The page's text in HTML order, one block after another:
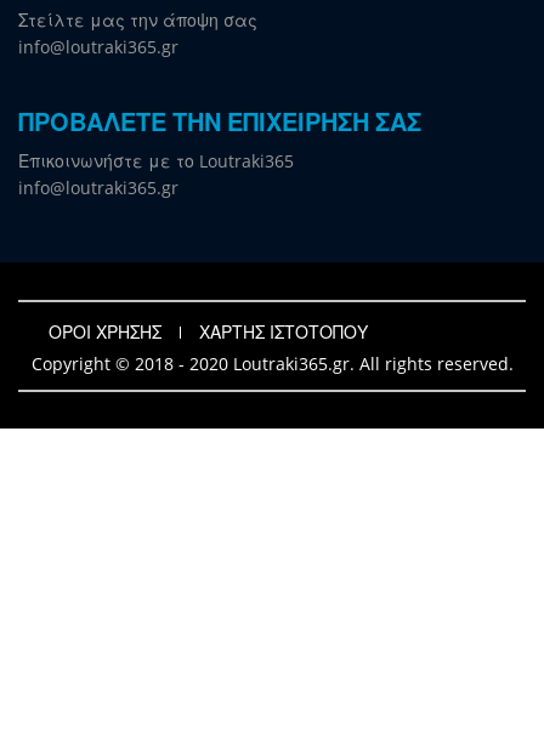
Στείλτε μας την άποψη σας
info@loutraki365.gr
ΠΡΟΒΑΛΕΤΕ ΤΗΝ ΕΠΙΧΕΙΡΗΣΗ ΣΑΣ
Επικοινωνήστε με το Loutraki365
info@loutraki365.gr
ΟΡΟΙ ΧΡΗΣΗΣ
ΧΑΡΤΗΣ ΙΣΤΟΤΟΠΟΥ
Copyright © 2018 - 2020 Loutraki365.gr. All rights reserved.